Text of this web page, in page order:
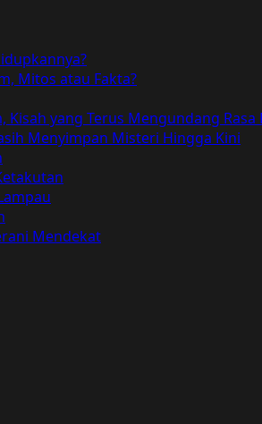
Mitos atau Fakta?
yang Terus Mengundang Rasa
Menyimpan Misteri Hingga Kini
Mendekat